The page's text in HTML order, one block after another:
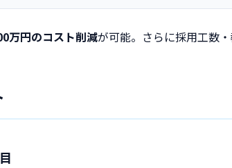
万円のコスト削減が可能。さらに採用工数